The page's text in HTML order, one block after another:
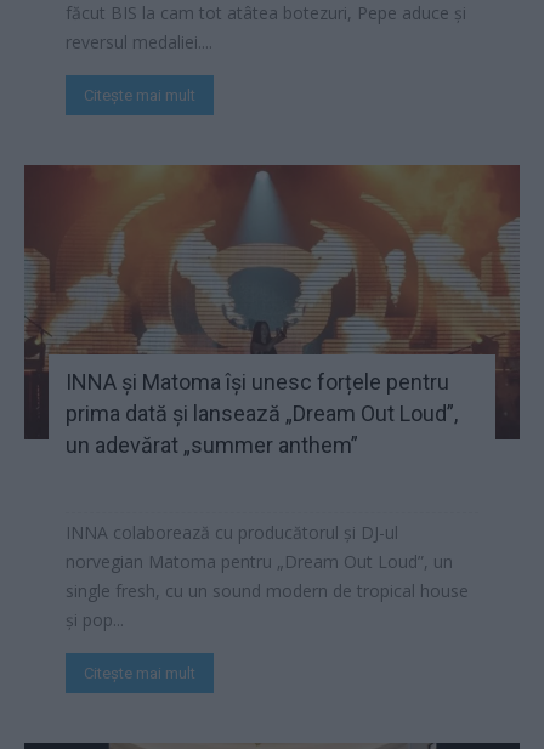
făcut BIS la cam tot atâtea botezuri, Pepe aduce și
reversul medaliei....
Citește mai mult
INNA și Matoma își unesc forțele pentru
prima dată și lansează „Dream Out Loud”,
un adevărat „summer anthem”
INNA colaborează cu producătorul și DJ-ul
norvegian Matoma pentru „Dream Out Loud”, un
single fresh, cu un sound modern de tropical house
și pop...
Citește mai mult